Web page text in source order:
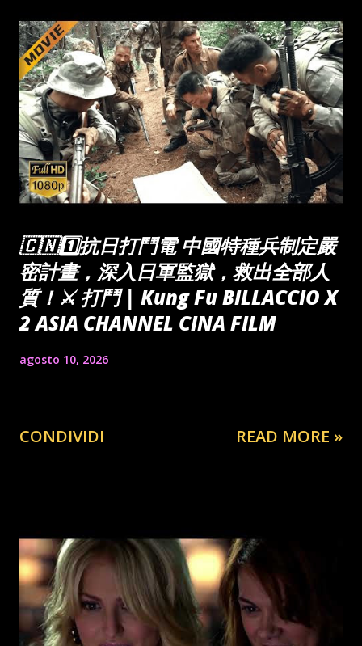
🇨🇳1️⃣抗日打鬥電 中國特種兵制定嚴
密計畫，深入日軍監獄，救出全部人
質！⚔️ 打鬥 | Kung Fu BILLACCIO X
2 ASIA CHANNEL CINA FILM
agosto 10, 2026
CONDIVIDI READ MORE »